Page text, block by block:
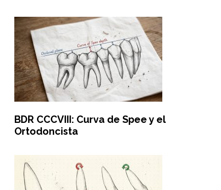
BDR CCCVIII: Curva de Spee y el
Ortodoncista